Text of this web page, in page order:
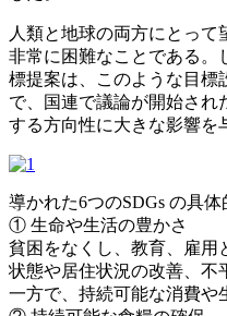
人類と地球の両方にとっ
非常に困難なことである。
標提案は、このような目標
で、国連で議論が開始され
する方向性に大きな影響を
導かれた6つのSDGs の具
① 生命や生活の豊かさ
貧困をなくし、教育、雇用
状態や居住状況の改善、不
一方で、持続可能な消費や